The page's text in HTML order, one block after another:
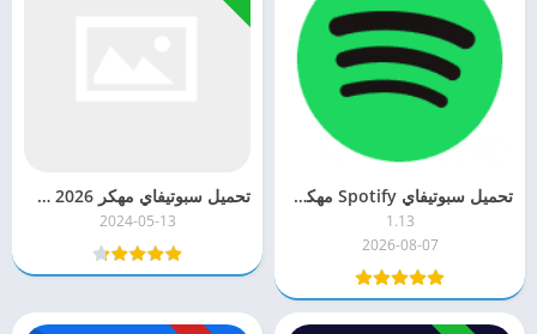
تحميل سبوتيفاي Spotify مهكر 2026 [احدث اصدار]
1.13
2026-08-07
تحميل سبوتيفاي مهكر 2026 Spotify Premium للاندرويد
2024-05-13